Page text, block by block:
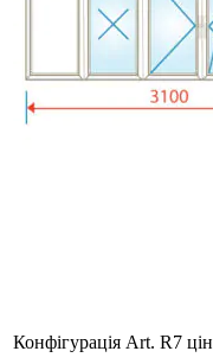
Конфігурація Art. R7